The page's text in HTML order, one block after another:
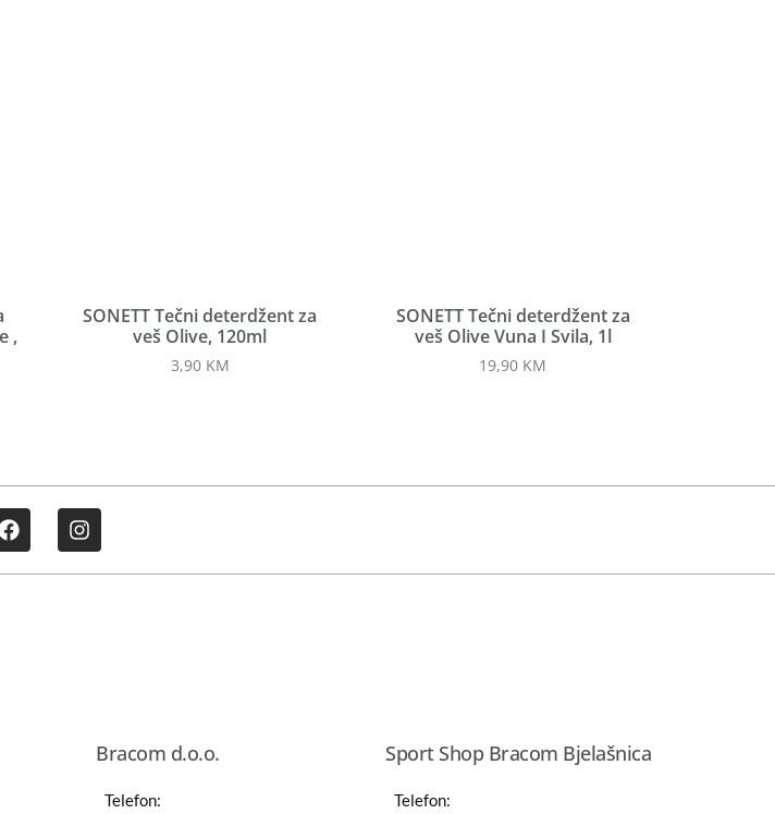
,
SONETT Tečni deterdžent za
veš Olive, 120ml
3,90 KM
SONETT Tečni deterdžent za
veš Olive Vuna I Svila, 1l
19,90 KM
Bracom d.o.o.
Telefon:
Sport Shop Bracom Bjelašnica
Telefon: